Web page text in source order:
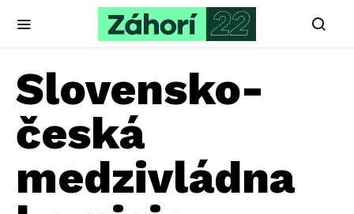
Slovensko-
česká
medzivládna